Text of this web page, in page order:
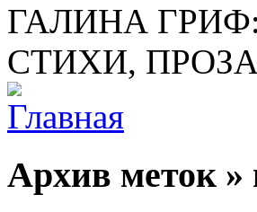
ГАЛИНА
СТИХИ,
Архив меток